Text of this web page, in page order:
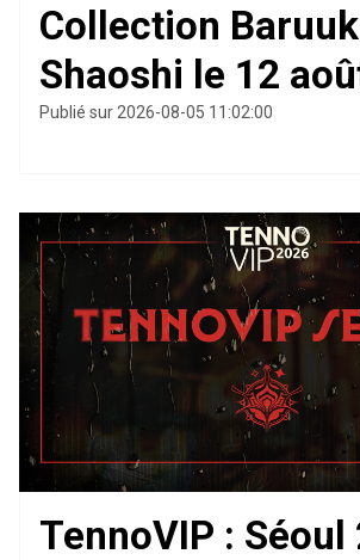
Collection Baruuk
Shaoshi le 12
Publié sur 2026-08-05 11:02:00
TennoVIP : Séoul